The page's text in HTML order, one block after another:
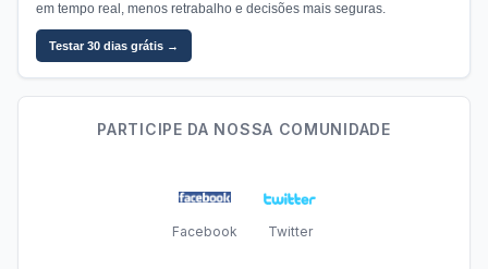
em tempo real, menos retrabalho e decisões mais seguras.
Testar 30 dias grátis →
PARTICIPE DA NOSSA COMUNIDADE
Facebook Twitter